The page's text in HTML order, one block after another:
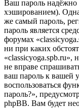
Ваш пароль
хэшированием).
же самый пароль,
пароль является
форумах
ни при каких
«classicyoga.spb.ru»,
не вправе
ваш пароль к вашей
воспользоваться
пароль?»,
phpBB. Вам будет